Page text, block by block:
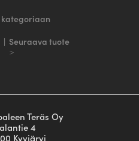
kategoriaan
| Seuraava tuote
>
Teräs Oy
4
Kyyjärvi